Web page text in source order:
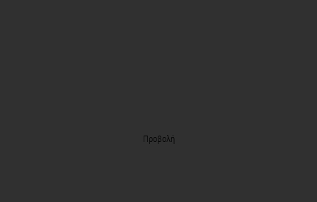
Προβολή